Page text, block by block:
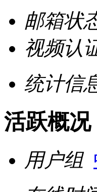
邮箱状
视频认
统计信
活跃概况
用户组